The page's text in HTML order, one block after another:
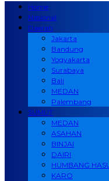
Home
Nasional
Daerah
Jakarta
Bandung
Yogyakarta
Surabaya
Bali
MEDAN
Palembang
SUMUT
MEDAN
ASAHAN
BINJAI
DAIRI
HUMBANG
KARO